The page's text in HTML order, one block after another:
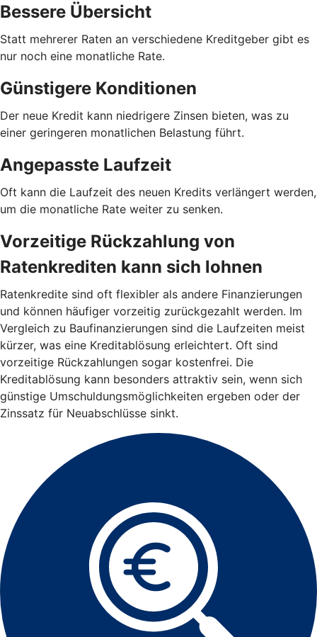
Bessere Übersicht
Statt mehrerer Raten an verschiedene Kreditgeber gibt es
nur noch eine monatliche Rate.
Günstigere Konditionen
Der neue Kredit kann niedrigere Zinsen bieten, was zu
einer geringeren monatlichen Belastung führt.
Angepasste Laufzeit
Oft kann die Laufzeit des neuen Kredits verlängert werden,
um die monatliche Rate weiter zu senken.
Vorzeitige Rückzahlung von
Ratenkrediten kann sich lohnen
Ratenkredite sind oft flexibler als andere Finanzierungen
und können häufiger vorzeitig zurückgezahlt werden. Im
Vergleich zu Baufinanzierungen sind die Laufzeiten meist
kürzer, was eine Kreditablösung erleichtert. Oft sind
vorzeitige Rückzahlungen sogar kostenfrei. Die
Kreditablösung kann besonders attraktiv sein, wenn sich
günstige Umschuldungsmöglichkeiten ergeben oder der
Zinssatz für Neuabschlüsse sinkt.